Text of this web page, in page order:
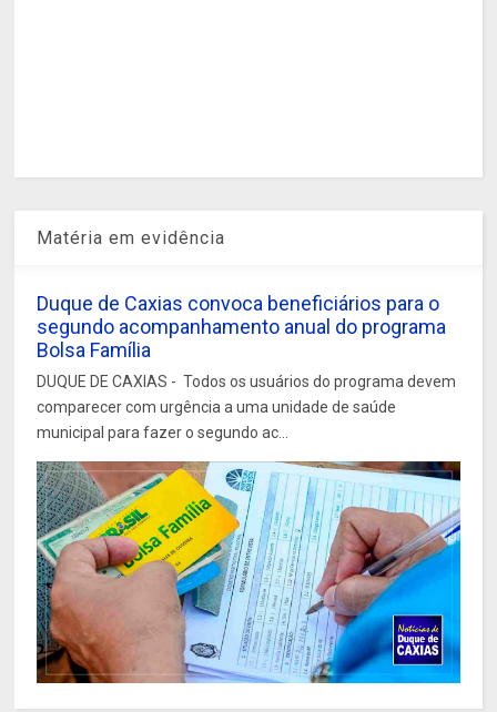
Matéria em evidência
Duque de Caxias convoca beneficiários para o
segundo acompanhamento anual do programa
Bolsa Família
DUQUE DE CAXIAS - Todos os usuários do programa devem
comparecer com urgência a uma unidade de saúde
municipal para fazer o segundo ac...